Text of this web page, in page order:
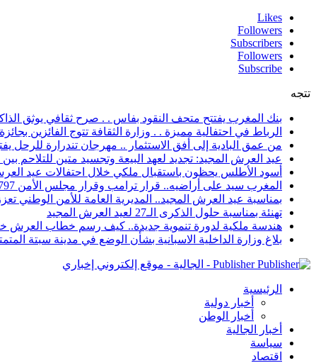
Likes
Followers
Subscribers
Followers
Subscribe
تتجه
بنك المغرب يفتتح متحف النقود بفاس . . صرح ثقافي يوثق
الرباط في احتفالية مميزة . . وزارة الثقافة تتوج الفائزين بجائزة
من عمق البادية إلى أفق الاستثمار .. مهرجان تندرارة للرحل
عيد العرش المجيد: تجديد لعهد البيعة وتجسيد متين للتلاحم
أسود الأطلس يحظون باستقبال ملكي خلال احتفالات عيد
المغرب سيد على أراضيه.. قرار ترامب وقرار مجلس الأمن 2797 يعززان الزخم الدبلوماسي
بمناسبة عيد العرش المجيد.. المديرية العامة للأمن الوطني
تهنئة بمناسبة حلول الذكرى الـ27 لعيد العرش المجيد
هندسة ملكية لدورة تنموية جديدة.. كيف رسم خطاب العرش
بلاغ وزارة الداخلية الاسبانية بشأن الوضع في مدينة سبتة
Publisher - الجالية - موقع إلكتروني إخباري
الرئيسية
أخبار دولية
أخبار الوطن
أخبار الجالية
سياسة
اقتصاد